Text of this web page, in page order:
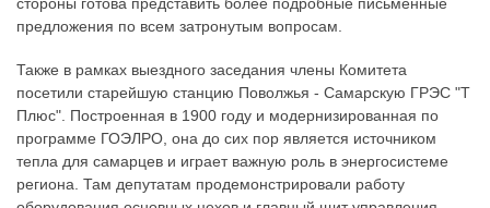
предложения по всем затронутым вопросам.
Также в рамках выездного заседания члены Комитета
посетили старейшую станцию Поволжья - Самарскую ГРЭС "Т
Плюс". Построенная в 1900 году и модернизированная по
программе ГОЭЛРО, она до сих пор является источником
тепла для самарцев и играет важную роль в энергосистеме
региона. Там депутатам продемонстрировали работу